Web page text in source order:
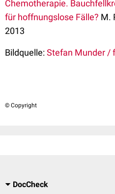
Chemotherapie.
für hoffnungslose Fälle? M.
2013
Bildquelle:Stefan Munder /
© Copyright
DocCheck